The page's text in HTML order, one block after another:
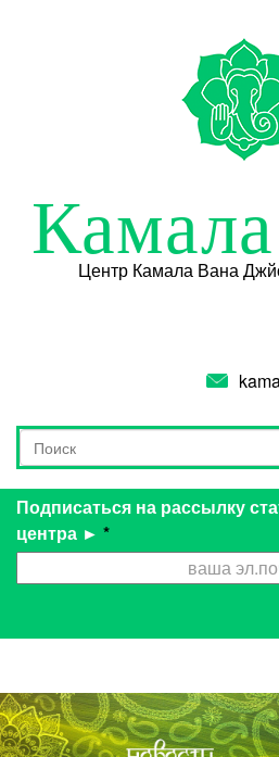
Центр Камала Вана
Форма поиска
Подписаться на рассылку
центра ► *